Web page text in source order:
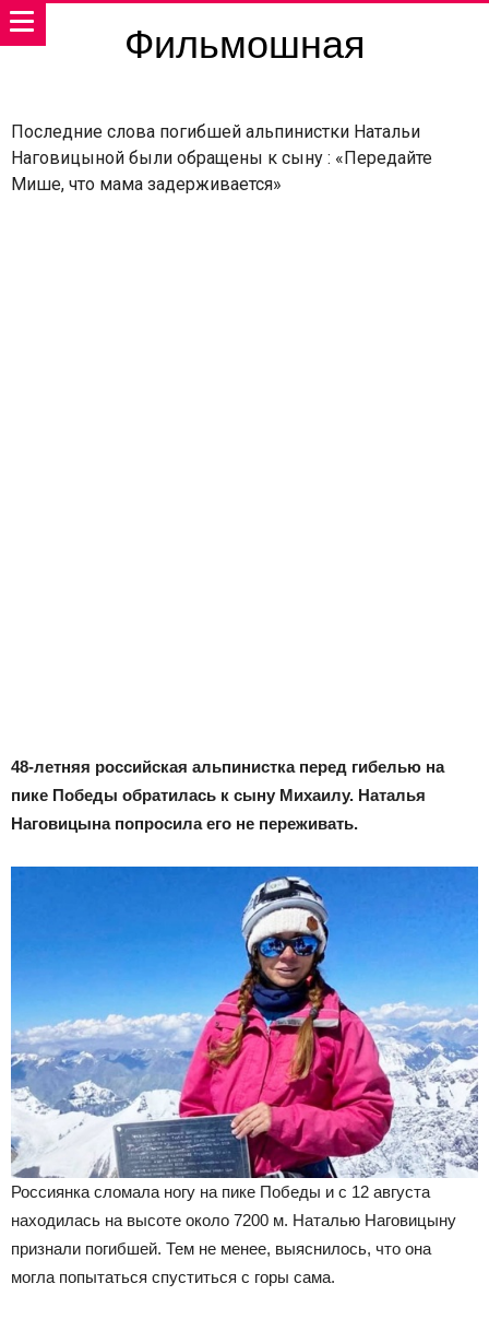
Фильмошная
Последние слова погибшей альпинистки Натальи
Наговицыной были обращены к сыну : «Передайте
Мише, что мама задерживается»
48-летняя российская альпинистка перед гибелью на
пике Победы обратилась к сыну Михаилу. Наталья
Наговицына попросила его не переживать.
Россиянка сломала ногу на пике Победы и с 12 августа
находилась на высоте около 7200 м. Наталью Наговицыну
признали погибшей. Тем не менее, выяснилось, что она
могла попытаться спуститься с горы сама.